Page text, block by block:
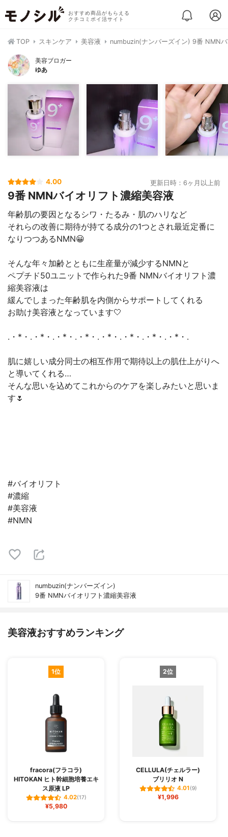
おすすめ商品がもらえる
クチコミポイ活サイト
TOP スキンケア 美容液 numbuzin(ナンバーズイン) 9番 NMN
美容ブロガー
ゆあ
4.00 更新日時：6ヶ月以上前
9番 NMNバイオリフト濃縮美容液
年齢肌の要因となるシワ・たるみ・肌のハリなど
それらの改善に期待が持てる成分の1つとされ最近定番に
なりつつあるNMN😀
そんな年々加齢とともに生産量が減少するNMNと
ペプチド50ユニットで作られた9番 NMNバイオリフト濃
縮美容液は
緩んでしまった年齢肌を内側からサポートしてくれる
お助け美容液となっています🤍
.・*・.・*・.・*・.・*・.・*・.・*・.・*・.・*・.
肌に嬉しい成分同士の相互作用で期待以上の肌仕上がりへ
と導いてくれる…
そんな思いを込めてこれからのケアを楽しみたいと思いま
す🌷
#バイオリフト
#濃縮
#美容液
#NMN
numbuzin(ナンバーズイン)
9番 NMNバイオリフト濃縮美容液
美容液おすすめランキング
1位
fracora(フラコラ)
HITOKAN ヒト幹細胞培養エキ
ス原液 LP
4.02(17)
¥5,980
2位
CELLULA(チェルラー)
ブリリオ N
4.01(9)
¥1,996